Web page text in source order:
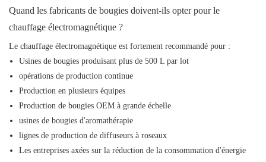
Quand les fabricants de bougies doivent-ils opter pour le
chauffage électromagnétique ?
Le chauffage électromagnétique est fortement recommandé pour :
Usines de bougies produisant plus de 500 L par lot
opérations de production continue
Production en plusieurs équipes
Production de bougies OEM à grande échelle
usines de bougies d'aromathérapie
lignes de production de diffuseurs à roseaux
Les entreprises axées sur la réduction de la consommation d'énergie